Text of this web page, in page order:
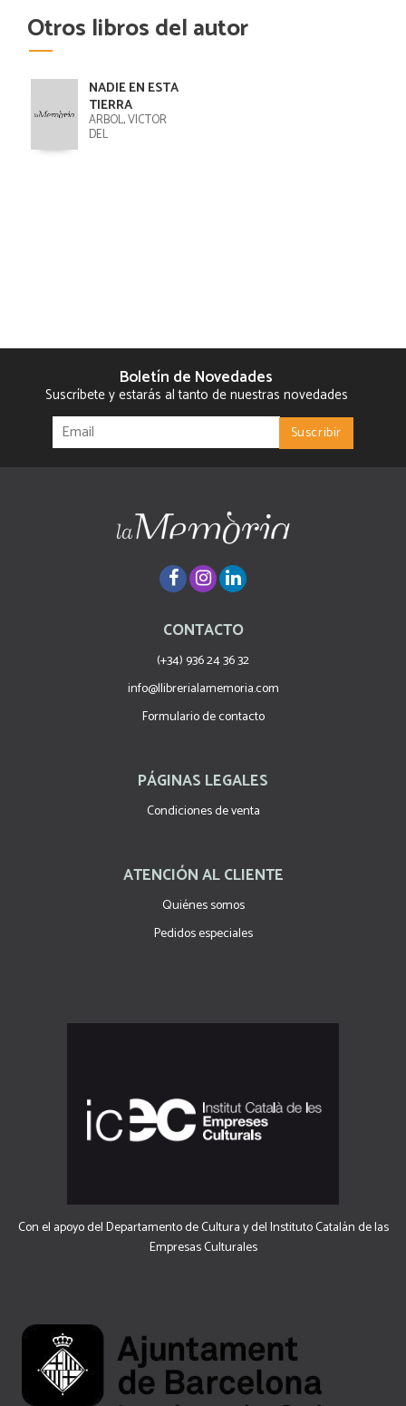
Otros libros del autor
NADIE EN ESTA
TIERRA
ÁRBOL, VÍCTOR
DEL
Boletín de Novedades
Suscríbete y estarás al tanto de nuestras novedades
CONTACTO
(+34) 936 24 36 32
info@llibrerialamemoria.com
Formulario de contacto
PÁGINAS LEGALES
Condiciones de venta
ATENCIÓN AL CLIENTE
Quiénes somos
Pedidos especiales
Con el apoyo del Departamento de Cultura y del Instituto Catalán de las
Empresas Culturales